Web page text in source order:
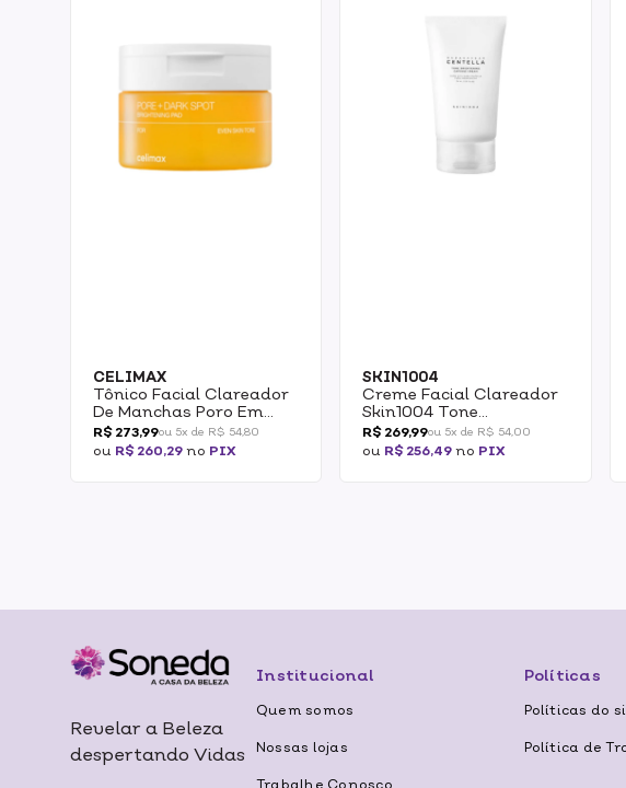
CELIMAX
Tônico Facial Clareador
De Manchas Poro Em
Disco Celimax
Pore+Dark Spot
R$ 273,99ou 5x de R$ 54,80
ou R$ 260,29 no PIX
SKIN1004
Creme Facial Clareador
Skin1004 Tone
Brightening Capsule
Cream 75ml
R$ 269,99ou 5x de R$ 54,00
ou R$ 256,49 no PIX
Revelar a Beleza
despertando Vidas
Institucional
Quem somos
Nossas lojas
Trabalhe Conosco
Políticas
Políticas do
Política de